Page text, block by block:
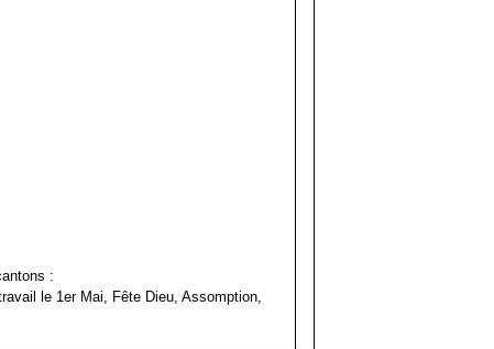
:
le 1er Mai, Fête Dieu, Assomption,